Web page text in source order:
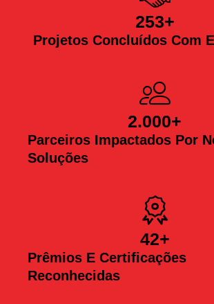
Projetos Concluídos Com
253+
Parceiros Impactados Por
Soluções
2.000+
Prêmios E Certificações
Reconhecidas
42+